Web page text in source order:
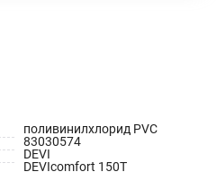
поливинилхлорид PVC
83030574
DEVI
DEVIcomfort 150T